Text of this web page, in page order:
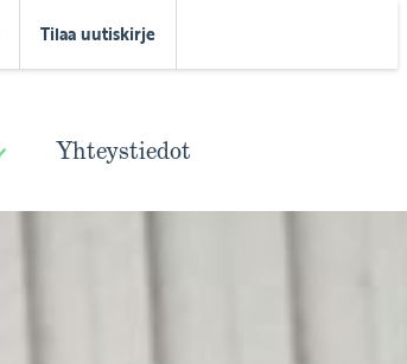
Tilaa uutiskirje
Yhteystiedot